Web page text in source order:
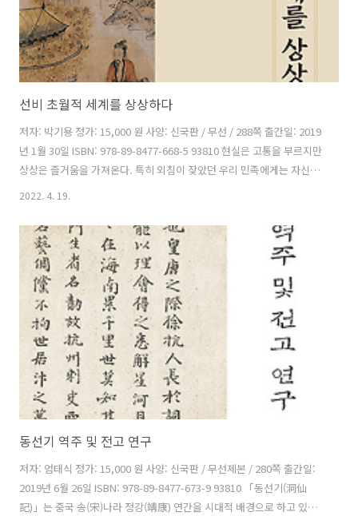
선비 초월적 세계를 상상하다
저자: 박기용 정가: 15,000 원 사양: 신국판 / 무선 / 288쪽 출간일: 2019
년 1월 30일 ISBN: 978-89-8477-668-5 93810 현실은 고통을 부르지만
상상은 즐거움을 가져온다. 특히 외침이 잦았던 우리 민족에게는 자신과
가족의 목숨을 보전하는 능력을 갈망했다. 그래서 선비들이 단을 이루어
하려는 상상을 했던 것이다. 이런 선인들의 염원은 이야기로 전해지고 있
다. 조선시대에 기록된 많은 설화집 중에서 선인들의 이러한 행적에 관한
이야기를 가려서 다른 문화와 비교, 대조, 해설하여 일상에 지치고, 고단
한 삶을 회복하는 데 작으나마 도움을 주고 싶다. 차례 Ⅰ. 설화의 특징
Ⅱ. 이상향을 다녀온 사람들 1. ..
2022. 4. 19.
동선기 역주 및 전고 연구
저자: 엄태식 정가: 15,000 원 사양: 신국판 / 무선제본 / 280쪽 출간일:
2019년 6월 26일 ISBN: 978-89-8477-673-9 93810 「동선기(洞仙
記)」는 중국 송(宋)나라 정강(靖康) 연간을 시대적 배경으로 하고 있는